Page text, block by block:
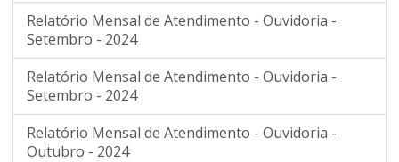
Relatório Mensal de Atendimento - Ouvidoria -
Setembro - 2024
Relatório Mensal de Atendimento - Ouvidoria -
Setembro - 2024
Relatório Mensal de Atendimento - Ouvidoria -
Outubro - 2024